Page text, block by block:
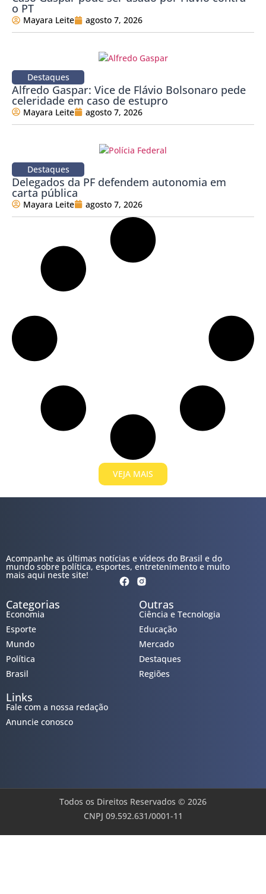
o PT
Mayara Leite agosto 7, 2026
Destaques
Alfredo Gaspar: Vice de Flávio Bolsonaro pede
celeridade em caso de estupro
Mayara Leite agosto 7, 2026
Destaques
Delegados da PF defendem autonomia em
carta pública
Mayara Leite agosto 7, 2026
VEJA MAIS
Acompanhe as últimas notícias e vídeos do Brasil e do
mundo sobre política, esportes, entretenimento e muito
mais aqui neste site!
Categorias
Economia
Esporte
Mundo
Política
Brasil
Outras
Ciência e Tecnologia
Educação
Mercado
Destaques
Regiões
Links
Fale com a nossa redação
Anuncie conosco
Todos os Direitos Reservados © 2026
CNPJ 09.592.631/0001-11